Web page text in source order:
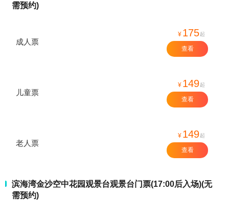
需预约)
成人票
¥ 175起
查看
儿童票
¥ 149起
查看
老人票
¥ 149起
查看
滨海湾金沙空中花园观景台观景台门票(17:00后入场)(无
需预约)